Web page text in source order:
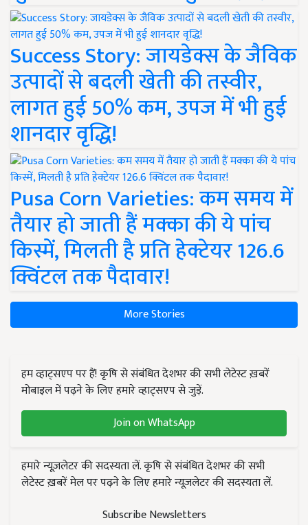
Success Story: जायडेक्स के जैविक
उत्पादों से बदली खेती की तस्वीर,
लागत हुई 50% कम, उपज में भी हुई
शानदार वृद्धि!
Pusa Corn Varieties: कम समय में
तैयार हो जाती हैं मक्का की ये पांच
किस्में, मिलती है प्रति हेक्टेयर 126.6
क्विंटल तक पैदावार!
More Stories
हम व्हाट्सएप पर हैं! कृषि से संबंधित देशभर की सभी लेटेस्ट ख़बरें
मोबाइल में पढ़ने के लिए हमारे व्हाट्सएप से जुड़ें.
Join on WhatsApp
हमारे न्यूज़लेटर की सदस्यता लें. कृषि से संबंधित देशभर की सभी
लेटेस्ट ख़बरें मेल पर पढ़ने के लिए हमारे न्यूज़लेटर की सदस्यता लें.
Subscribe Newsletters